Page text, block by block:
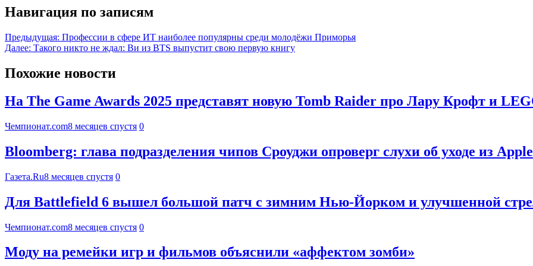
Навигация по записям
Предыдущая: Профессии в сфере ИТ наиболее популярны среди молодёжи Приморья
Далее: Такого никто не ждал: Ви из BTS выпустит свою первую книгу
Похожие новости
На The Game Awards 2025 представят новую Tomb Raider про Лару Крофт и
Чемпионат.com8 месяцев спустя 0
Bloomberg: глава подразделения чипов Сроуджи опроверг слухи об уходе из Apple
Газета.Ru8 месяцев спустя 0
Для Battlefield 6 вышел большой патч с зимним Нью-Йорком и улучшенной
Чемпионат.com8 месяцев спустя 0
Моду на ремейки игр и фильмов объяснили «аффектом зомби»